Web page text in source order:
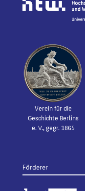
Verein für die
Geschichte Berlins
e. V., gegr. 1865
Förderer